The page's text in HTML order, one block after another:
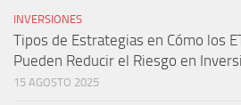
INVERSIONES
Tipos de Estrategias en Cómo los
Pueden Reducir el Riesgo en
15 AGOSTO 2025